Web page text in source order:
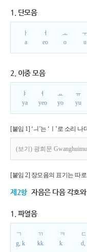
1. 단모음
ㅏ
a
ㅓ
eo
ㅗ
o
ㅜ
u
2. 이중 모음
ㅑ
ya
ㅕ
yeo
ㅛ
yo
ㅠ
yu
[붙임 1] ‘ㅢ’는 ‘ㅣ’로 소리
(보기) 광희문
[붙임 2] 장모음의 표기는 따
제2항 자음은 다음 각호
1. 파열음
ㄱ
g, k
ㄲ
kk
ㅋ
k
ㄷ
d,